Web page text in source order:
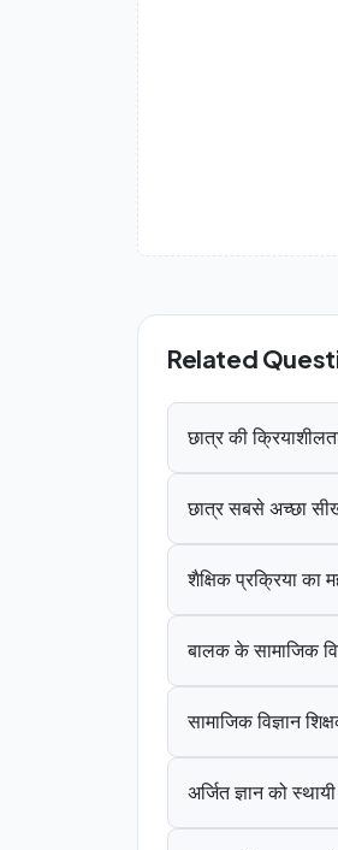
Related
छात्र की
छात्र सबसे अच्छा
शैक्षिक प्रक्रिया का
बालक के सामाजिक
सामाजिक विज्ञान
अर्जित ज्ञान को